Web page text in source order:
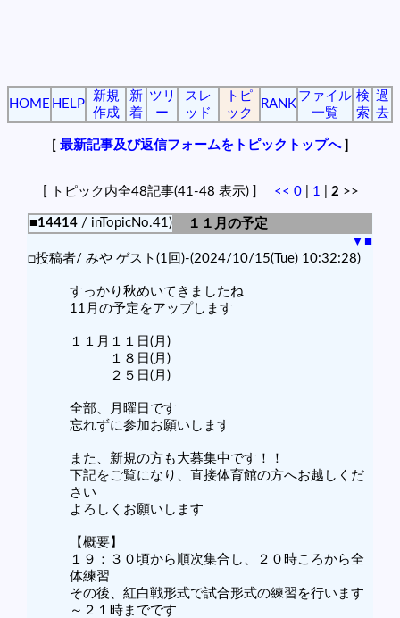
HOME HELP
新規
作成
新
着
ツリ
ー
スレ
ッド
トピ
ック
RANK
ファイル
一覧
検
索
過
去
[ 最新記事及び返信フォームをトピックトップへ]
[ トピック内全48記事(41-48 表示) ] << 0 1 2 >>
■14414 / inTopicNo.41)
１１月の予定
▼ ■
□投稿者/ みや ゲスト(1回)-(2024/10/15(Tue) 10:32:28)
すっかり秋めいてきましたね
11月の予定をアップします
１１月１１日(月)
１８日(月)
２５日(月)
全部、月曜日です
忘れずに参加お願いします
また、新規の方も大募集中です！！
下記をご覧になり、直接体育館の方へお越しくだ
さい
よろしくお願いします
【概要】
１９：３０頃から順次集合し、２０時ころから全
体練習
その後、紅白戦形式で試合形式の練習を行います
～２１時までです